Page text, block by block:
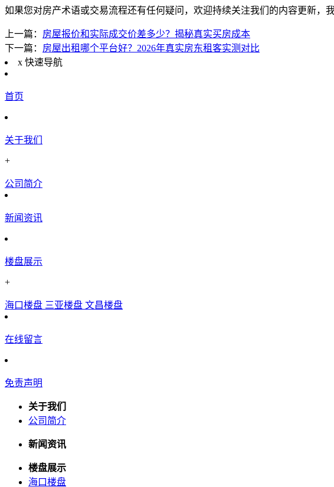
如果您对房产术语或交易流程还有任何疑问，欢迎持续关注我们的内容更新，
上一篇： 房屋报价和实际成交价差多少？揭秘真实买房成本
下一篇： 房屋出租哪个平台好？2026年真实房东租客实测对比
x 快速导航
首页
关于我们
+
公司简介
新闻资讯
楼盘展示
+
海口楼盘 三亚楼盘 文昌楼盘
在线留言
免责声明
关于我们
公司简介
新闻资讯
楼盘展示
海口楼盘